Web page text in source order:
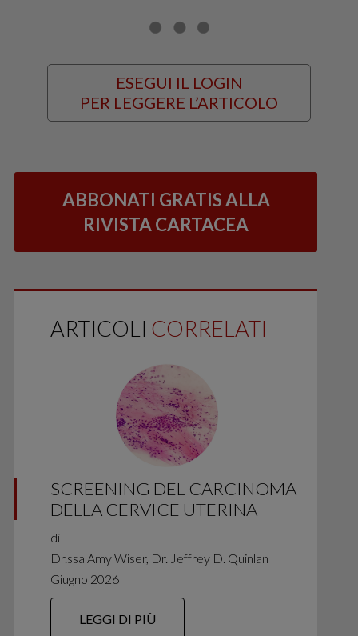
ESEGUI IL LOGIN
PER LEGGERE L’ARTICOLO
ABBONATI GRATIS ALLA
RIVISTA CARTACEA
ARTICOLI CORRELATI
SCREENING DEL CARCINOMA
DELLA CERVICE UTERINA
di
Dr.ssa Amy Wiser, Dr. Jeffrey D. Quinlan
Giugno 2026
LEGGI DI PIÙ